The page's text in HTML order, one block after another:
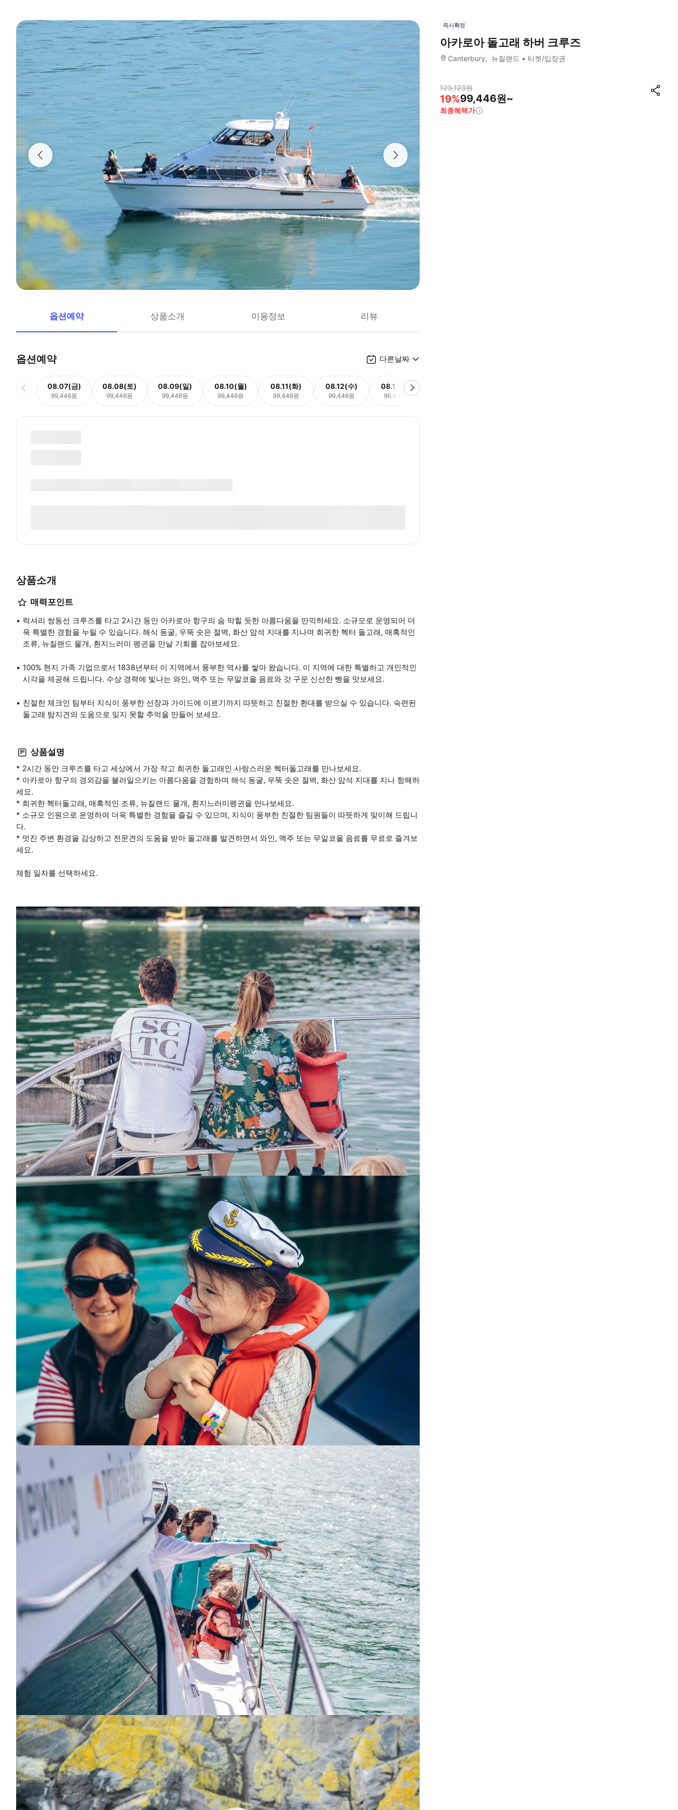
옵션예약 상품소개 이용정보 리뷰
옵션예약 다른날짜
08.07(금)
99,446원
08.08(토)
99,446원
08.09(일)
99,446원
08.10(월)
99,446원
08.11(화)
99,446원
08.12(수)
99,446원
08.13(목)
99,446원
상품소개
매력포인트
럭셔리 쌍동선 크루즈를 타고 2시간 동안 아카로아 항구의 숨 막힐 듯한 아름다움을 만끽하세요. 소규모로 운영되어 더
욱 특별한 경험을 누릴 수 있습니다. 해식 동굴, 우뚝 솟은 절벽, 화산 암석 지대를 지나며 희귀한 헥터 돌고래, 매혹적인
조류, 뉴질랜드 물개, 흰지느러미 펭귄을 만날 기회를 잡아보세요.
100% 현지 가족 기업으로서 1838년부터 이 지역에서 풍부한 역사를 쌓아 왔습니다. 이 지역에 대한 특별하고 개인적인
시각을 제공해 드립니다. 수상 경력에 빛나는 와인, 맥주 또는 무알코올 음료와 갓 구운 신선한 빵을 맛보세요.
친절한 체크인 팀부터 지식이 풍부한 선장과 가이드에 이르기까지 따뜻하고 친절한 환대를 받으실 수 있습니다. 숙련된
돌고래 탐지견의 도움으로 잊지 못할 추억을 만들어 보세요.
상품설명
* 2시간 동안 크루즈를 타고 세상에서 가장 작고 희귀한 돌고래인 사랑스러운 헥터돌고래를 만나보세요.
* 아카로아 항구의 경외감을 불러일으키는 아름다움을 경험하며 해식 동굴, 우뚝 솟은 절벽, 화산 암석 지대를 지나 항해하
세요.
* 희귀한 헥터돌고래, 매혹적인 조류, 뉴질랜드 물개, 흰지느러미펭귄을 만나보세요.
* 소규모 인원으로 운영하여 더욱 특별한 경험을 즐길 수 있으며, 지식이 풍부한 친절한 팀원들이 따뜻하게 맞이해 드립니
다.
* 멋진 주변 환경을 감상하고 전문견의 도움을 받아 돌고래를 발견하면서 와인, 맥주 또는 무알코올 음료를 무료로 즐겨보
세요.
체험 일자를 선택하세요.
즉시확정
아카로아 돌고래 하버 크루즈
Canterbury 뉴질랜드 티켓/입장권
123,123원
19%99,446원~
최종혜택가